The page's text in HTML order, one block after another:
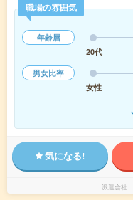
職場の雰囲気
年齢層
20代
男女比率
女性
気になる!
派遣会社